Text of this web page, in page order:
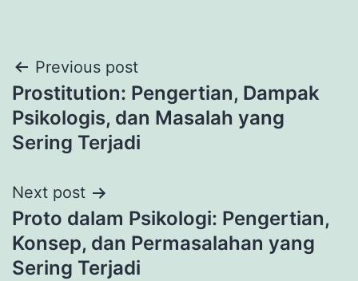
Post
navigation
Previous post
Prostitution: Pengertian, Dampak
Psikologis, dan Masalah yang
Sering Terjadi
Next post
Proto dalam Psikologi: Pengertian,
Konsep, dan Permasalahan yang
Sering Terjadi